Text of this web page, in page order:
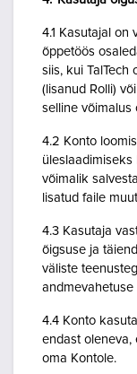
4.1 Kasutajal on
õppetöös
siis, kui TalTech
(lisanud Rolli)
selline võimalus
4.2 Konto
üleslaadimiseks
võimalik
lisatud faile
4.3 Kasutaja
õigsuse ja
väliste
andmevahetuse
4.4 Konto
endast oleneva,
oma Kontole.